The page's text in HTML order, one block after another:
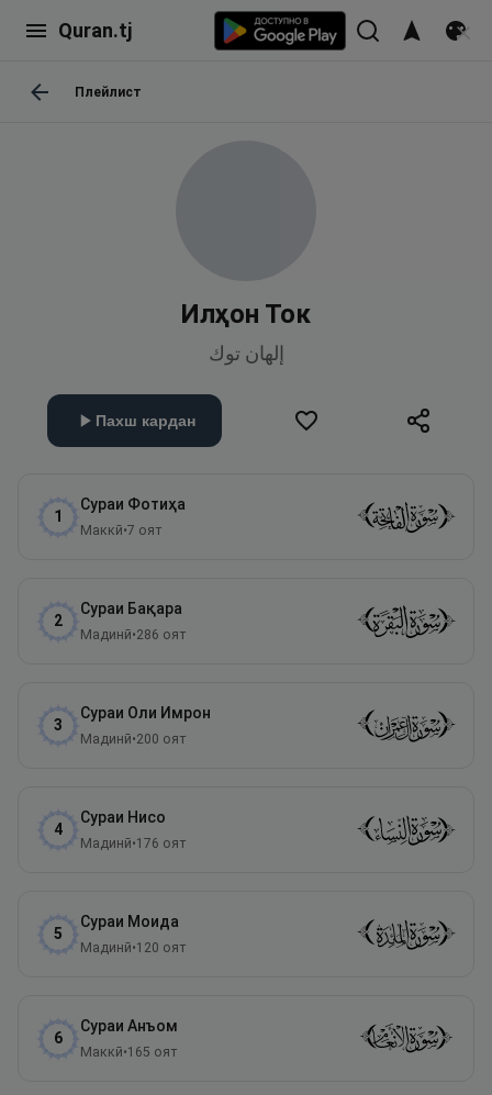
Quran.tj
Плейлист
Илҳон Ток
إلهان توك
Пахш кардан
1
Сураи Фотиҳа
Маккӣ•7 оят
2
Сураи Бақара
Мадинӣ•286 оят
3
Сураи Оли Имрон
Мадинӣ•200 оят
4
Сураи Нисо
Мадинӣ•176 оят
5
Сураи Моида
Мадинӣ•120 оят
6
Сураи Анъом
Маккӣ•165 оят